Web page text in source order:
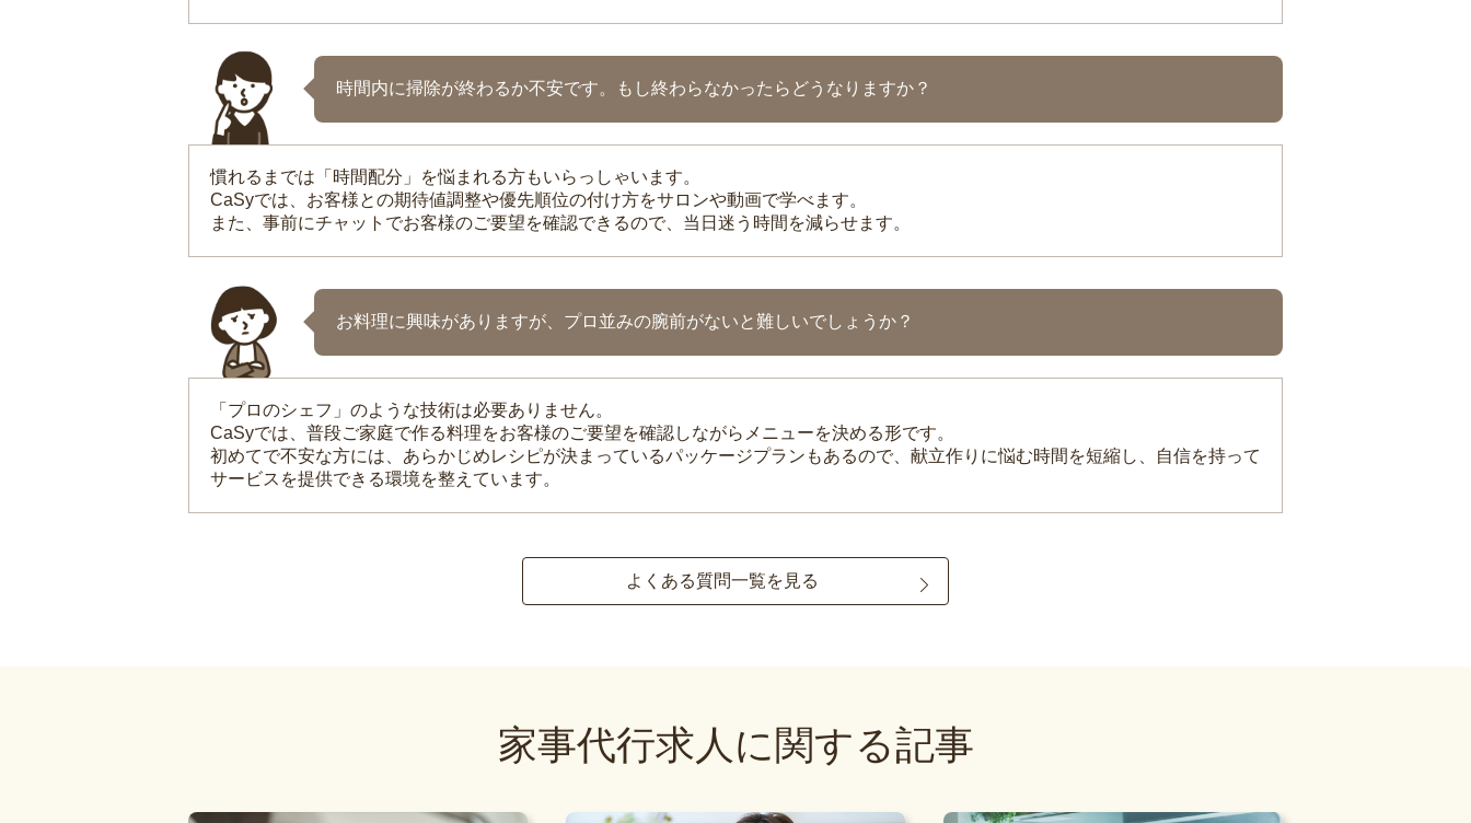
時間内に掃除が終わるか不安です。もし終わらなかったらどうなりますか？
慣れるまでは「時間配分」を悩まれる方もいらっしゃいます。
CaSyでは、お客様との期待値調整や優先順位の付け方をサロンや動画で学べます。
また、事前にチャットでお客様のご要望を確認できるので、当日迷う時間を減らせます。
お料理に興味がありますが、プロ並みの腕前がないと難しいでしょうか？
「プロのシェフ」のような技術は必要ありません。
CaSyでは、普段ご家庭で作る料理をお客様のご要望を確認しながらメニューを決める形です。
初めてで不安な方には、あらかじめレシピが決まっているパッケージプランもあるので、献立作りに悩む時間を短縮し、自信を持って
サービスを提供できる環境を整えています。
よくある質問一覧を見る
家事代行求人に関する記事